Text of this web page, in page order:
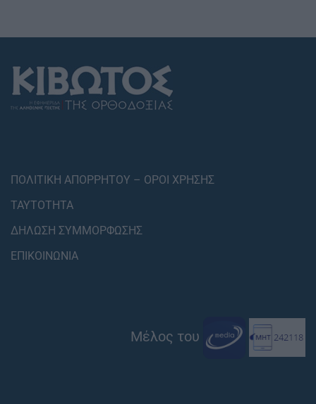
ΠΟΛΙΤΙΚΗ ΑΠΟΡΡΗΤΟΥ – ΟΡΟΙ ΧΡΗΣΗΣ
ΤΑΥΤΟΤΗΤΑ
ΔΗΛΩΣΗ ΣΥΜΜΟΡΦΩΣΗΣ
ΕΠΙΚΟΙΝΩΝΙΑ
Μέλος του